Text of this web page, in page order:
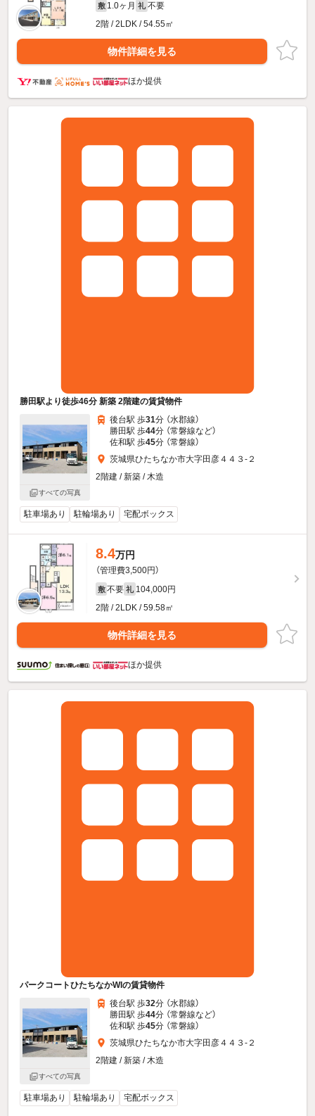
敷 1.0ヶ月 礼 不要
2階 / 2LDK / 54.55㎡
物件詳細を見る
ほか提供
勝田駅より徒歩46分 新築 2階建の賃貸物件
すべての写真
後台駅 歩31分 （水郡線）
勝田駅 歩44分 （常磐線など）
佐和駅 歩45分 （常磐線）
茨城県ひたちなか市大字田彦４４３-２
2階建 / 新築 / 木造
駐車場あり 駐輪場あり 宅配ボックス
8.4万円
（管理費3,500円）
敷 不要 礼 104,000円
2階 / 2LDK / 59.58㎡
物件詳細を見る
ほか提供
パークコートひたちなかWIの賃貸物件
すべての写真
後台駅 歩32分 （水郡線）
勝田駅 歩44分 （常磐線など）
佐和駅 歩45分 （常磐線）
茨城県ひたちなか市大字田彦４４３-２
2階建 / 新築 / 木造
駐車場あり 駐輪場あり 宅配ボックス